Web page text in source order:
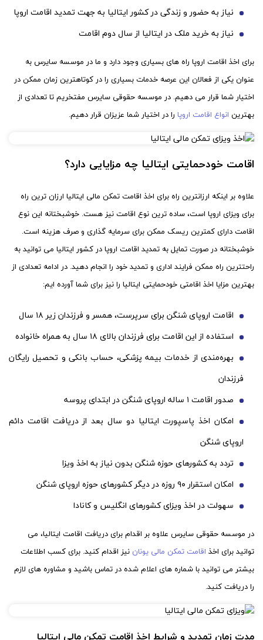
نیاز به حضور و زندگی در کشور ایتالیا به جهت تمدید اقامت اروپا
نیاز به خرید ملک در ایتالیا از سال دوم اقامت
برای اخذ اقامت اروپا راه های بسیاری وجود دارد و ما در موسسه سایرس به
عنوان یکی از فعالان این عرصه خدمات بسیاری را در کوتاهترین زمان ممکن در
اختیار شما قرار می دهیم. در موسسه حقوقی سایرس مفتخریم تا تعدادی از
بهترین انواع اقامت اروپا را در اختیار شما عزیزان قرار دهیم.
اقامت خودحمایتی ایتالیا چه مزایایی دارد؟
علاوه بر اینکه ارزانترین راه برای اخذ اقامت تمکن مالی ایتالیا ارزان ترین راه
برای ویزای اروپا است، ساده ترین نوع اقامت نیز هست. خوشبختانه این نوع
اقامت دارای کمترین ریسک ممکن برای سرمایه گذاری و صرف هزینه است.
خوشبختانه در صورت تمایل به تمدید اقامت اروپا در کشور ایتالیا می توانید به
راحتترین راه ممکن فرایند اداری و تمدید خود را انجام دهید. در ادامه تعدادی از
بهترین مزایا اخذ اقامتی خودحمایتی ایتالیا را نیز برای شما آورده ایم:
اقامت اروپای شنگن برای سرپرست، همسر و فرزندان زیر ۱۸ سال
استفاده از این اقامت برای فرزندان بالای ۱۸ سال به همراه خانواده
بهره‌مندی از خدمات بیمه پزشکی، حساب بانکی و تحصیل رایگان
فرزندان
صدور اقامت ۱ ساله اروپای شنگن در ابتدای پروسه
امکان اخذ پاسپورت ایتالیا دو سال بعد از دریافت اقامت دائم
اروپای شنگن
تردد به کشورهای حوزه شنگن بدون نیاز به اخذ ویزا
امکان استقرار ۹۰ روزه در دیگر کشورهای حوزه اروپای شنگن
سهولت در اخذ ویزای کشورهای انگلیس و کانادا
در موسسه حقوقی سایرس علاوه بر اقدام برای دریافت اقامت ایتالیا، می
توانید برای اخذ اقامت تمکن مالی یونان نیز اقدام کنید. برای کسب اطلاعات
بیشتر می توانید با شماره های اعلام شده در تماس باشید و مشاوره های لازم
را دریافت کنید.
مدت زمان تمدید و شرایط اخذ اقامت تمکن مالی ایتالیا